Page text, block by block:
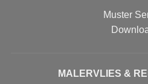
Muster
MALERVLIES &